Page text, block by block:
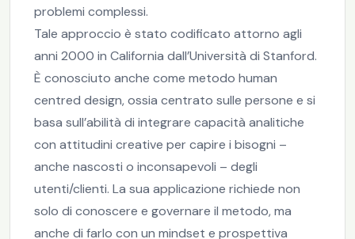
problemi complessi.
Tale approccio è stato codificato attorno agli
anni 2000 in California dall’Università di Stanford.
È conosciuto anche come metodo human
centred design, ossia centrato sulle persone e si
basa sull’abilità di integrare capacità analitiche
con attitudini creative per capire i bisogni –
anche nascosti o inconsapevoli – degli
utenti/clienti. La sua applicazione richiede non
solo di conoscere e governare il metodo, ma
anche di farlo con un mindset e prospettiva